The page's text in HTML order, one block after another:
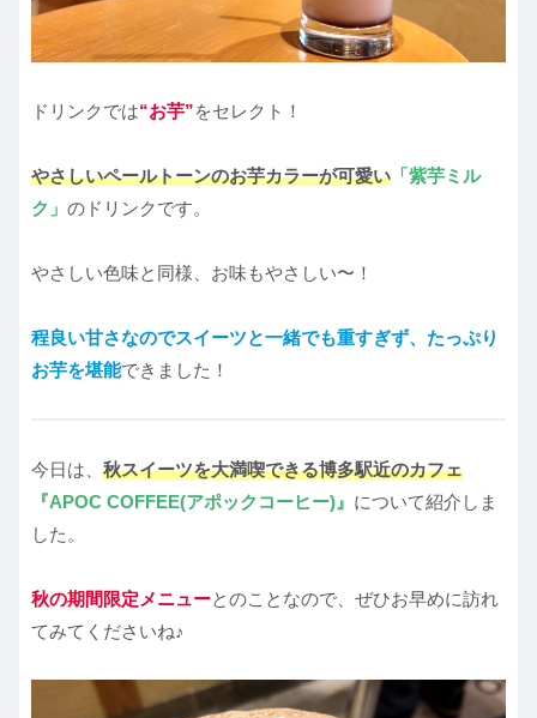
ドリンクでは“お芋”をセレクト！
やさしいペールトーンのお芋カラーが可愛い 「紫芋ミル
ク」 のドリンクです。
やさしい色味と同様、お味もやさしい〜！
程良い甘さなのでスイーツと一緒でも重すぎず、たっぷり
お芋を堪能できました！
今日は、 秋スイーツを大満喫できる博多駅近のカフェ
『APOC COFFEE(アポックコーヒー)』 について紹介しま
した。
秋の期間限定メニューとのことなので、ぜひお早めに訪れ
てみてくださいね♪